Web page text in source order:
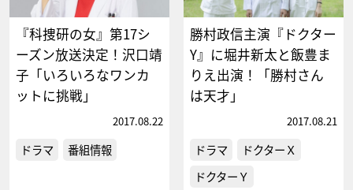
『科捜研の女』第17シ
ーズン放送決定！沢口靖
子「いろいろなワンカ
ットに挑戦」
2017.08.22
ドラマ 番組情報
勝村政信主演『ドクター
Y』に堀井新太と飯豊ま
りえ出演！「勝村さん
は天才」
2017.08.21
ドラマ
ドクターＸ
ドクターＹ